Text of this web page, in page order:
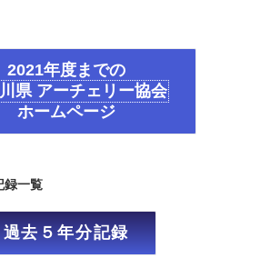
2021年度までの
県 アーチェリー協会
ホームページ
一覧
過去５年分記録